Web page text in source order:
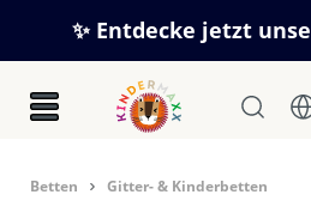
Zum Hauptinhalt springen
✨ Entdecke jetzt
Betten Gitter- & Kinderbetten